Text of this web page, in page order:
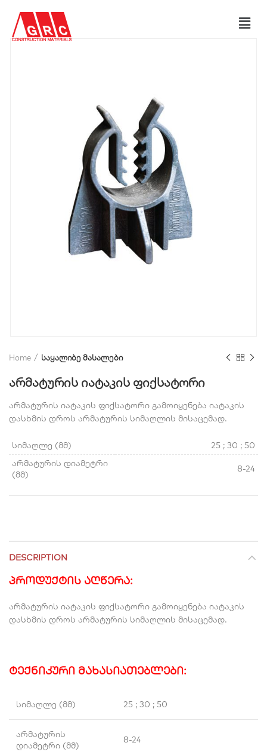
Home საყალიბე მასალები
არმატურის იატაკის ფიქსატორი
არმატურის იატაკის ფიქსატორი გამოიყენება იატაკის
დასხმის დროს არმატურის სიმაღლის მისაცემად.
სიმაღლე (მმ)
25 ; 30 ; 50
არმატურის დიამეტრი
(მმ)
8-24
DESCRIPTION
პროდუქტის აღწერა:
არმატურის იატაკის ფიქსატორი გამოიყენება იატაკის
დასხმის დროს არმატურის სიმაღლის მისაცემად.
ტექნიკური მახასიათებლები:
სიმაღლე (მმ) 25 ; 30 ; 50
არმატურის
დიამეტრი (მმ)
8-24